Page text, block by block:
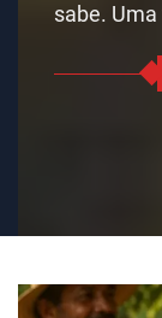
sabe.